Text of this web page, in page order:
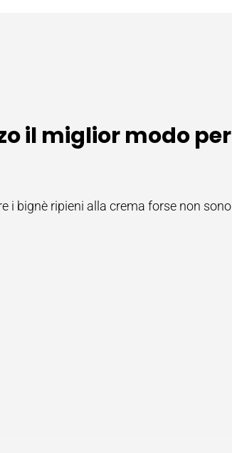
il miglior modo per
i bignè ripieni alla crema forse non sono